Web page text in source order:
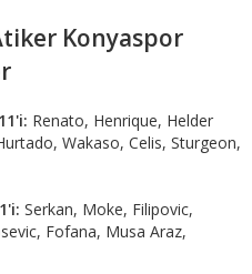
Konyaspor
Renato, Henrique, Helder
Wakaso, Celis, Sturgeon,
Serkan, Moke, Filipovic,
Fofana, Musa Araz,